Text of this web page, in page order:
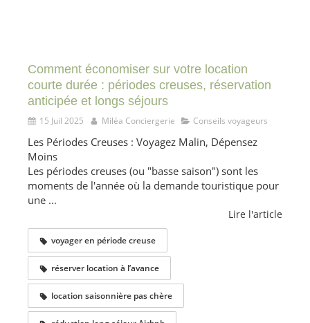
Comment économiser sur votre location
courte durée : périodes creuses, réservation
anticipée et longs séjours
15 Juil 2025 Miléa Conciergerie Conseils voyageurs
Les Périodes Creuses : Voyagez Malin, Dépensez
Moins
Les périodes creuses (ou "basse saison") sont les
moments de l'année où la demande touristique pour
une ...
Lire l'article
voyager en période creuse
réserver location à l’avance
location saisonnière pas chère